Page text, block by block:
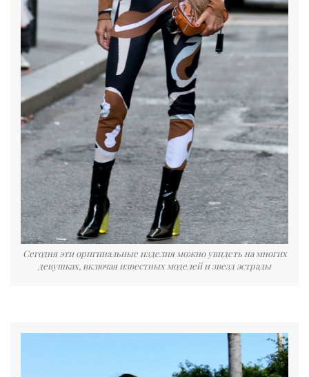
Сегодня эти оригинальные изделия можно увидеть на многих
девушках, включая известных моделей и звезд эстрады